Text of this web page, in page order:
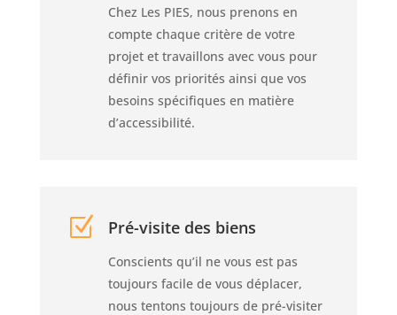
Chez Les PIES, nous prenons en
compte chaque critère de votre
projet et travaillons avec vous pour
définir vos priorités ainsi que vos
besoins spécifiques en matière
d’accessibilité.
Z Pré-visite des biens
Conscients qu’il ne vous est pas
toujours facile de vous déplacer,
nous tentons toujours de pré-visiter